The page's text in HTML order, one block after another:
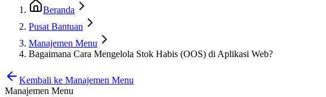
Beranda
Pusat Bantuan
Manajemen Menu
Bagaimana Cara Mengelola Stok Habis (OOS) di Aplikasi Web?
Kembali ke Manajemen Menu
Manajemen Menu